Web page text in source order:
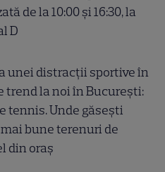
de la 10:00 și 16:30, la
D
unei distracții sportive în
trend la noi în București:
tennis. Unde găsești
bune terenuri de
din oraș